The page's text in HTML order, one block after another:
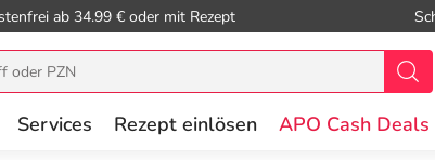
ab 34.99 € oder mit Rezept
Services Rezept einlösen APO Cash Deals